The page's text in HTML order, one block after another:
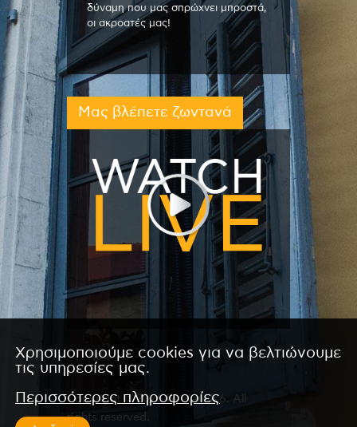
δύναμη που μας σπρώχνει μπροστά,
οι ακροατές μας!
Μας βλέπετε ζωντανά
Copyright © 2026 by Kanali 6. All
rights reserved.
Χρησιμοποιούμε cookies για να βελτιώνουμε
τις υπηρεσίες μας.
Περισσότερες πληροφορίες